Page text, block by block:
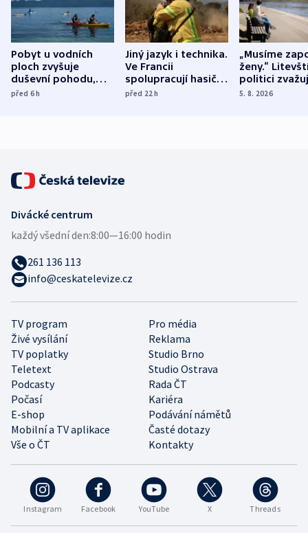
Pobyt u vodních
ploch zvyšuje
duševní pohodu,
ukázala
před 6h
Jiný jazyk i technika.
Ve Francii
spolupracují hasiči z
různých zemí
před 22h
„Musíme
ženy.“
politici
dohodu o
5. 8. 2026
Instagram Facebook YouTube X Threads
TV program
Pro média
Živé vysílání
Reklama
TV poplatky
Studio Brno
Teletext
Studio Ostrava
Podcasty
Rada ČT
Počasí
Kariéra
E-shop
Podávání námětů
Mobilní a TV aplikace
Časté dotazy
Vše o ČT
Kontakty
Divácké centrum
každý všední den:8:00—16:00 hodin
261 136 113
info@ceskatelevize.cz